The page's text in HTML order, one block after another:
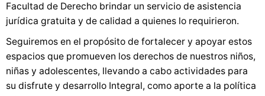
Facultad de Derecho brindar un servicio de asistencia
jurídica gratuita y de calidad a quienes lo requirieron.
Seguiremos en el propósito de fortalecer y apoyar estos
espacios que promueven los derechos de nuestros niños,
niñas y adolescentes, llevando a cabo actividades para
su disfrute y desarrollo Integral, como aporte a la política